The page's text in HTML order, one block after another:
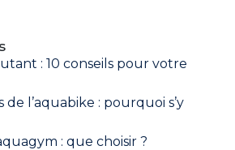
: 10 conseils pour votre
de l’aquabike : pourquoi s’y
: que choisir ?